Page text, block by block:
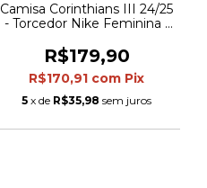
Camisa Corinthians III 24/25
- Torcedor Nike Feminina -
R$179,90
R$170,91 com Pix
5 x de R$35,98 sem juros